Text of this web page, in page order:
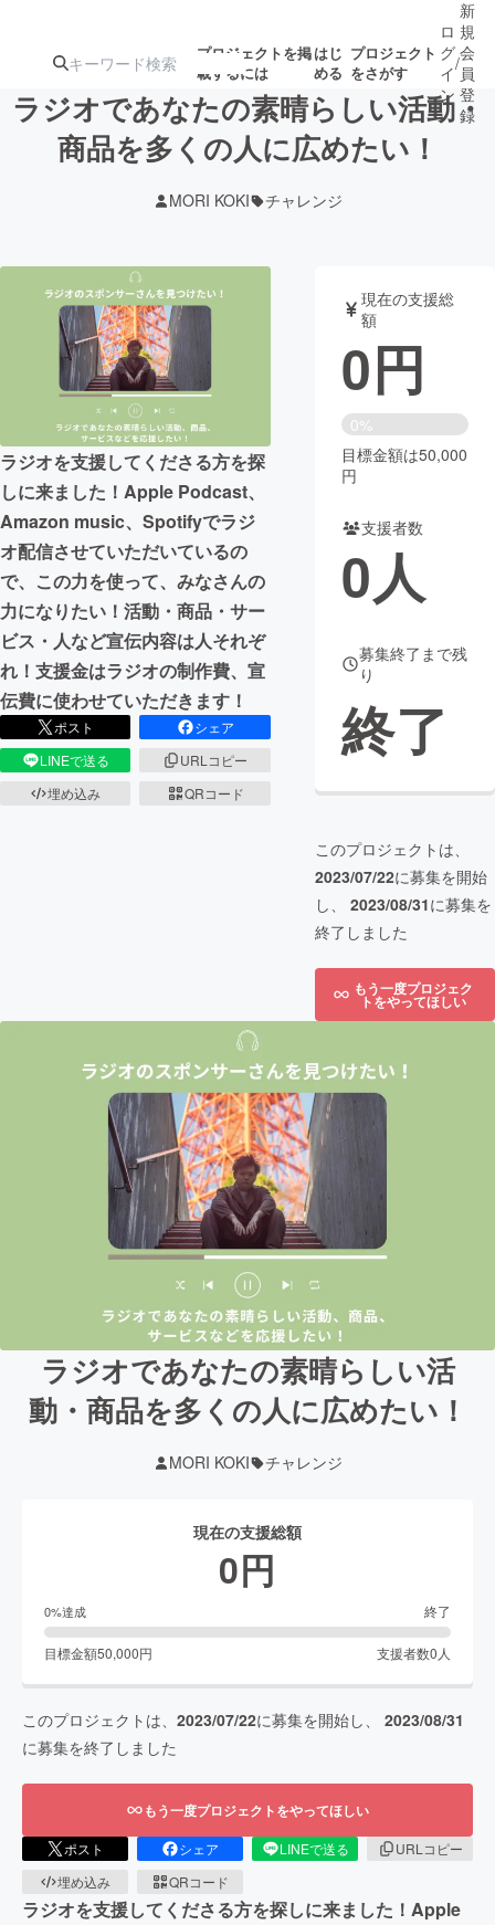
プロジェクトを掲
載するには
はじ
める
プロジェクト
をさがす
ジェクト
ロジェクト
アート・写真 音楽
テクノロジー・ガジェット ゲーム・サ
映像・映画 書籍・雑誌
ビジネス・起業
まちづくり・地域活性化
CAMPFIRE for Social Good
CAMPFIRE Creation
CAMPFIREふるさと納税machi-ya
ロ
グ
イ
ン
/
新
規
会
員
登
録
ラジオであなたの素晴らしい活動・
商品を多くの人に広めたい！
MORI KOKI チャレンジ
ラジオを支援してくださる方を探
しに来ました！Apple Podcast、
Amazon music、Spotifyでラジ
オ配信させていただいているの
で、この力を使って、みなさんの
力になりたい！活動・商品・サー
ビス・人など宣伝内容は人それぞ
れ！支援金はラジオの制作費、宣
伝費に使わせていただきます！
ポスト
シェア
LINEで送る
URLコピー
埋め込み
QRコード
現在の支援総
額
0円
0%
目標金額は50,000
円
支援者数
0人
募集終了まで残
り
終了
このプロジェクトは、
2023/07/22に募集を開始
し、 2023/08/31に募集を
終了しました
もう一度プロジェク
トをやってほしい
ラジオであなたの素晴らしい活
動・商品を多くの人に広めたい！
MORI KOKI チャレンジ
現在の支援総額
0円
0%達成 終了
目標金額50,000円 支援者数0人
このプロジェクトは、 2023/07/22に募集を開始し、 2023/08/31
に募集を終了しました
もう一度プロジェクトをやってほしい
ポスト シェア LINEで送る
URLコピー
埋め込み
QRコード
ラジオを支援してくださる方を探しに来ました！Apple